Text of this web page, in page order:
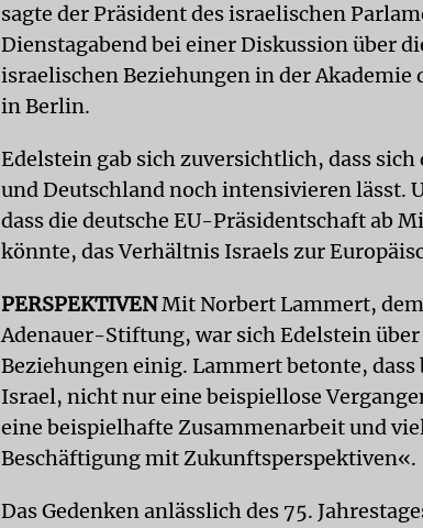
sagte der Präsident des israelischen
Dienstagabend bei einer Diskussion über
israelischen Beziehungen in der
in Berlin.
Edelstein gab sich zuversichtlich, dass
und Deutschland noch intensivieren lässt.
dass die deutsche EU-Präsidentschaft ab
könnte, das Verhältnis Israels zur
PERSPEKTIVENMit Norbert Lammert,
Adenauer-Stiftung, war sich Edelstein
Beziehungen einig. Lammert betonte,
Israel, nicht nur eine beispiellose
eine beispielhafte Zusammenarbeit und
Beschäftigung mit Zukunftsperspektiven«.
Das Gedenken anlässlich des 75.